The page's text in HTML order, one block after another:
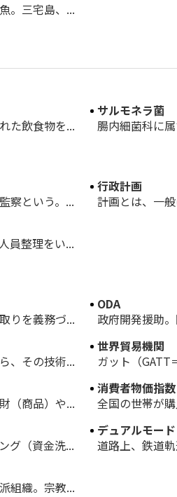
。三宅島、...
た飲食物を...
サルモネラ菌
腸内細菌科に
察という。...
行政計画
計画とは、一
員整理をい...
りを義務づ...
ODA
政府開発援助
、その技術...
世界貿易機関
ガット（GATT
（商品）や...
消費者物価指数
全国の世帯が
グ（資金洗...
デュアルモー
道路上、鉄道
組織。宗教...